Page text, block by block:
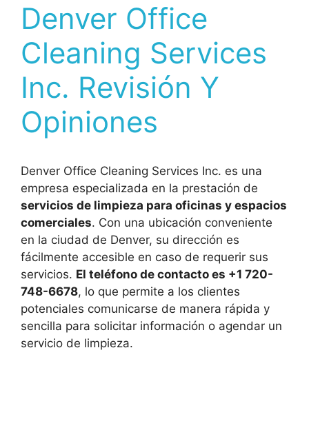
Denver Office
Cleaning Services
Inc. Revisión Y
Opiniones
Denver Office Cleaning Services Inc. es una
empresa especializada en la prestación de
servicios de limpieza para oficinas y espacios
comerciales. Con una ubicación conveniente
en la ciudad de Denver, su dirección es
fácilmente accesible en caso de requerir sus
servicios. El teléfono de contacto es +1 720-
748-6678, lo que permite a los clientes
potenciales comunicarse de manera rápida y
sencilla para solicitar información o agendar un
servicio de limpieza.